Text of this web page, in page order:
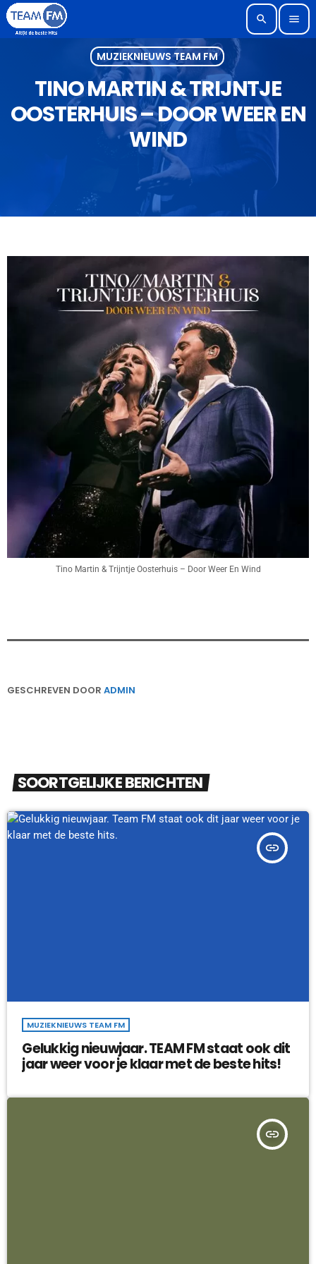
search menu
MUZIEKNIEUWS TEAM FM
TINO MARTIN & TRIJNTJE
OOSTERHUIS – DOOR WEER EN
WIND
Tino Martin & Trijntje Oosterhuis – Door Weer En Wind
GESCHREVEN DOOR ADMIN
SOORTGELIJKE BERICHTEN
insert_link
MUZIEKNIEUWS TEAM FM
Gelukkig nieuwjaar. TEAM FM staat ook dit
jaar weer voor je klaar met de beste hits!
insert_link